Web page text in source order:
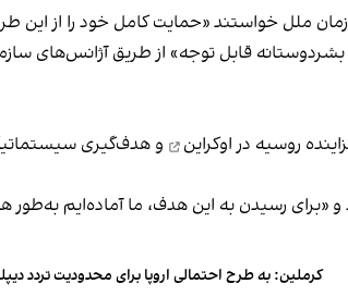
ملل خواستند «حمایت کامل خود را از این
قابل توجه» از طریق
روسیه در اوکراین
و هدف‌گیری سیستماتیک
و «برای رسیدن به این هدف، ما آماده‌ایم
کرملین: به طرح احتمالی اروپا برای محدودیت تردد